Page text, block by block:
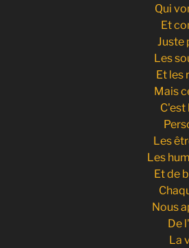
Qui
Et
Juste
Les
Et les
Mais
C'est
Les
Les
Et de
Nous
De
La